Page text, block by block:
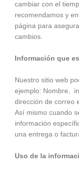
cambiar con el
recomendamos y
página para
cambios.
Información que
Nuestro sitio web
ejemplo: Nombre,
dirección de correo
Así mismo cuando
información
una entrega o
Uso de la